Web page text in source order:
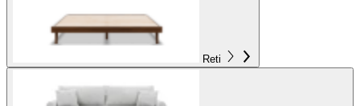
Reti